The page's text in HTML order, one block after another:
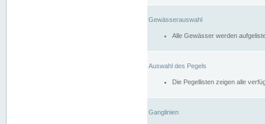
Gewässerauswahl
Alle Gewässer werden
Auswahl des Pegels
Die Pegellisten zeigen alle
Ganglinien